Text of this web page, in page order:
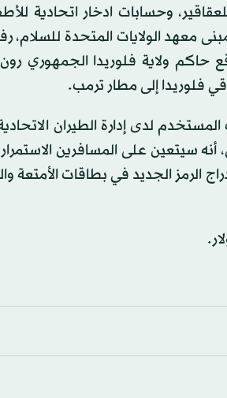
وحسابات ادخار اتحادية
معهد الولايات المتحدة
ولاية فلوريدا الجمهوري
فلوريدا إلى مطار ترمب.
لدى إدارة الطيران
سيتعين على المسافرين
(آب)، إلى حين إدراج الرمز الجديد في بطاقات